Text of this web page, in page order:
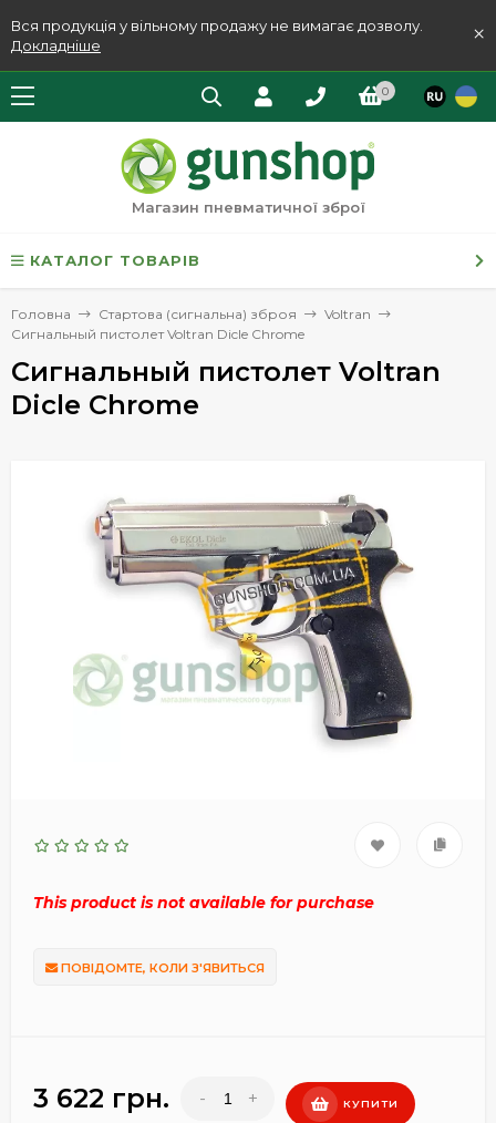
Вся продукція у вільному продажу не вимагає дозволу.
Докладніше
×
0
Магазин пневматичної зброї
КАТАЛОГ ТОВАРІВ
Головна Стартова (сигнальна) зброя
Voltran
Сигнальный пистолет Voltran Dicle Chrome
Сигнальный пистолет Voltran
Dicle Chrome
This product is not available for purchase
ПОВІДОМТЕ, КОЛИ З'ЯВИТЬСЯ
3 622 грн. - + КУПИТИ